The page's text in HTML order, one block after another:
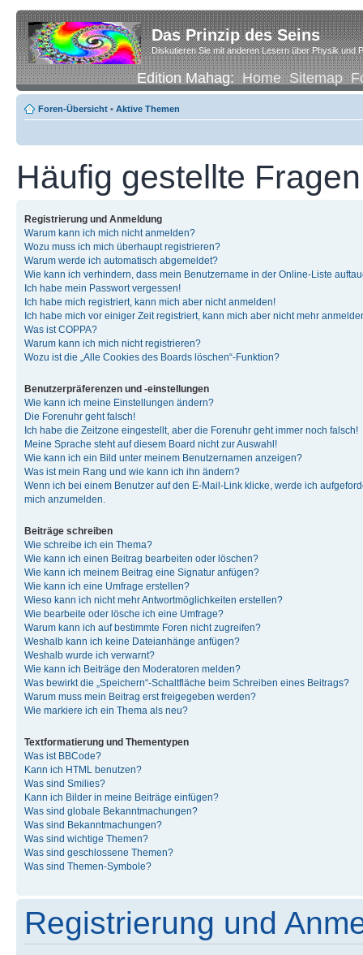
Das Prinzip des Seins
Diskutieren Sie mit anderen Lesern über Physik und
Edition Mahag:Home Sitemap
Foren-Übersicht • Aktive Themen
Häufig gestellte Fragen
Registrierung und Anmeldung
Warum kann ich mich nicht anmelden?
Wozu muss ich mich überhaupt registrieren?
Warum werde ich automatisch abgemeldet?
Wie kann ich verhindern, dass mein Benutzername in der Online-Liste
Ich habe mein Passwort vergessen!
Ich habe mich registriert, kann mich aber nicht anmelden!
Ich habe mich vor einiger Zeit registriert, kann mich aber nicht mehr
Was ist COPPA?
Warum kann ich mich nicht registrieren?
Wozu ist die „Alle Cookies des Boards löschen“-Funktion?
Benutzerpräferenzen und -einstellungen
Wie kann ich meine Einstellungen ändern?
Die Forenuhr geht falsch!
Ich habe die Zeitzone eingestellt, aber die Forenuhr geht immer noch falsch!
Meine Sprache steht auf diesem Board nicht zur Auswahl!
Wie kann ich ein Bild unter meinem Benutzernamen anzeigen?
Was ist mein Rang und wie kann ich ihn ändern?
Wenn ich bei einem Benutzer auf den E-Mail-Link klicke, werde ich
mich anzumelden.
Beiträge schreiben
Wie schreibe ich ein Thema?
Wie kann ich einen Beitrag bearbeiten oder löschen?
Wie kann ich meinem Beitrag eine Signatur anfügen?
Wie kann ich eine Umfrage erstellen?
Wieso kann ich nicht mehr Antwortmöglichkeiten erstellen?
Wie bearbeite oder lösche ich eine Umfrage?
Warum kann ich auf bestimmte Foren nicht zugreifen?
Weshalb kann ich keine Dateianhänge anfügen?
Weshalb wurde ich verwarnt?
Wie kann ich Beiträge den Moderatoren melden?
Was bewirkt die „Speichern“-Schaltfläche beim Schreiben eines Beitrags?
Warum muss mein Beitrag erst freigegeben werden?
Wie markiere ich ein Thema als neu?
Textformatierung und Thementypen
Was ist BBCode?
Kann ich HTML benutzen?
Was sind Smilies?
Kann ich Bilder in meine Beiträge einfügen?
Was sind globale Bekanntmachungen?
Was sind Bekanntmachungen?
Was sind wichtige Themen?
Was sind geschlossene Themen?
Was sind Themen-Symbole?
Registrierung und